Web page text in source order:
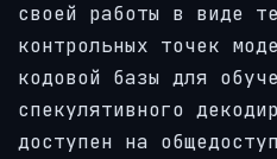
своей работы в виде
контрольных точек
кодовой базы для
спекулятивного
доступен на